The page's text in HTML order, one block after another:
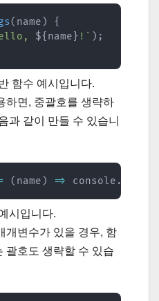
( name )
{
${ name } ! ` ) ;
함수 예시입니다.
하면, 중괄호를 생략하
과 같이 만들 수 있습니
( name ) => console .
시입니다.
개변수가 있을 경우, 함
괄호도 생략할 수 있습